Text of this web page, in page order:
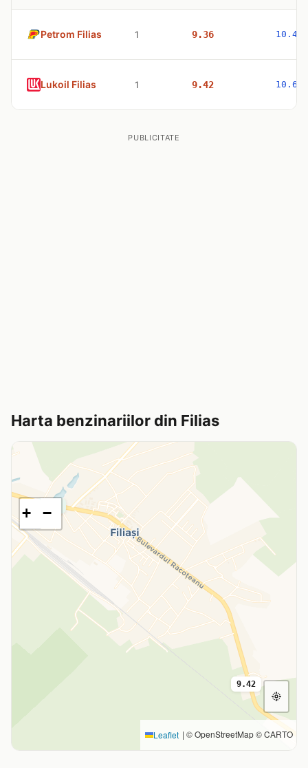
Petrom Filias 1 9.36 10.47
Lukoil Filias 1 9.42 10.63
PUBLICITATE
Harta benzinariilor din Filias
9.42
+ −
Leaflet | © OpenStreetMap © CARTO